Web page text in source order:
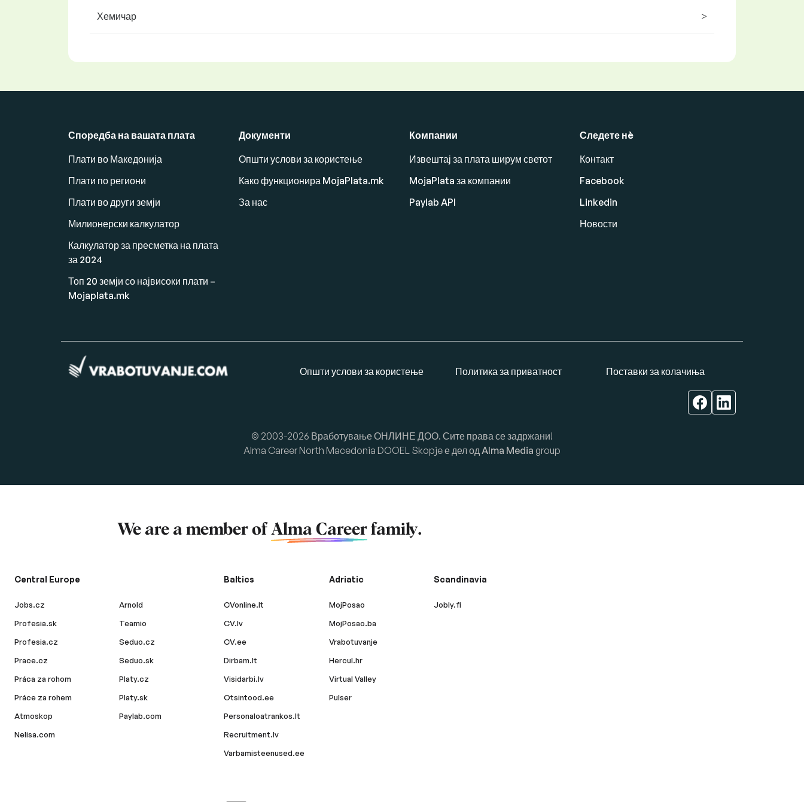
Хемичар >
Споредба на вашата плата
Плати во Македонија
Плати по региони
Плати во други земји
Милионерски калкулатор
Калкулатор за пресметка на плата
за 2024
Топ 20 земји со највисоки плати –
Mojaplata.mk
Документи
Општи услови за користење
Како функционира MojaPlata.mk
За нас
Компании
Извештај за плата ширум светот
MojaPlata за компании
Paylab API
Следете нè
Контакт
Facebook
Linkedin
Новости
Општи услови за користење Политика за приватност Поставки за колачиња
© 2003-2026 Вработување ОНЛИНЕ ДОО. Сите права се задржани!
Alma Career North Macedonia DOOEL Skopje е дел одAlma Media group
We are a member of Alma Careerfamily.
Central Europe
Jobs.cz
Profesia.sk
Profesia.cz
Prace.cz
Práca za rohom
Práce za rohem
Atmoskop
Nelisa.com
Arnold
Teamio
Seduo.cz
Seduo.sk
Platy.cz
Platy.sk
Paylab.com
Baltics
CVonline.lt
CV.lv
CV.ee
Dirbam.lt
Visidarbi.lv
Otsintood.ee
Personaloatrankos.lt
Recruitment.lv
Varbamisteenused.ee
Adriatic
MojPosao
MojPosao.ba
Vrabotuvanje
Hercul.hr
Virtual Valley
Pulser
Scandinavia
Jobly.fi